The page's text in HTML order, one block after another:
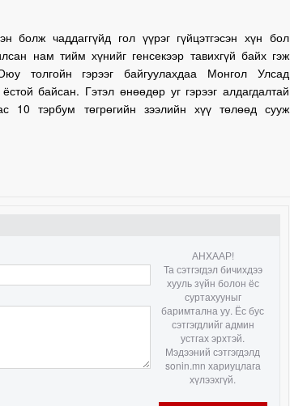
болж чаддаггүйд гол үүрэг гүйцэтгэсэн хүн бол
нам тийм хүнийг генсекээр тавихгүй байх гэж
толгойн гэрээг байгуулахдаа Монгол Улсад
байсан. Гэтэл өнөөдөр уг гэрээг алдагдалтай
10 тэрбум төгрөгийн зээлийн хүү төлөөд сууж
АНХААР!
Та сэтгэгдэл бичихдээ
хууль зүйн болон ёс
суртахууныг
баримтална уу. Ёс бус
сэтгэгдлийг админ
устгах эрхтэй.
Мэдээний сэтгэгдэлд
sonin.mn хариуцлага
хүлээхгүй.